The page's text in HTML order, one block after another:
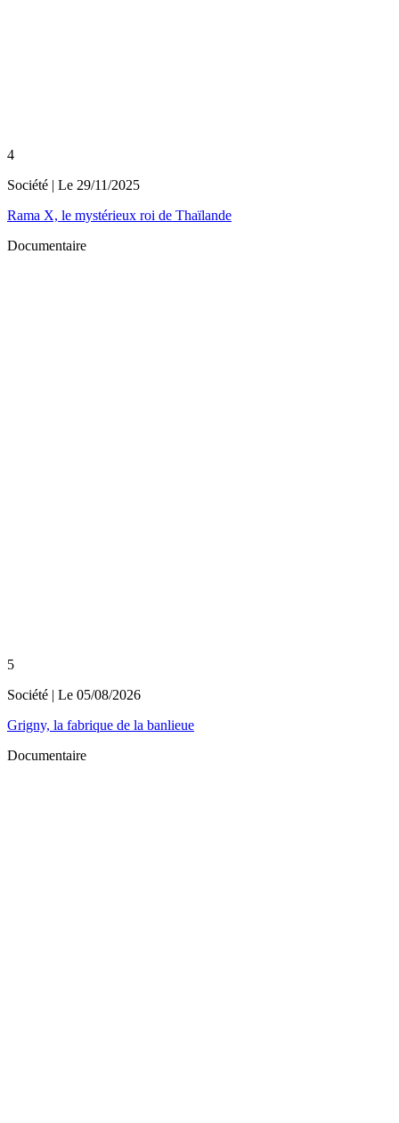
4
Société | Le 29/11/2025
Rama X, le mystérieux roi de Thaïlande
Documentaire
5
Société | Le 05/08/2026
Grigny, la fabrique de la banlieue
Documentaire